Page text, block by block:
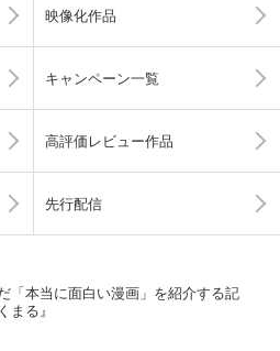
映像化作品
キャンペーン一覧
高評価レビュー作品
先行配信
「本当に面白い漫画」を紹介する記
まる』